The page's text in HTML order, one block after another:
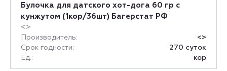
Булочка для датского хот-дога 60 гр с
кунжутом (1кор/36шт) Багерстат РФ
<>
Производитель:
<>
Срок годности:
270 суток
Ед.:
кор